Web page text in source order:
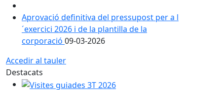
Aprovació definitiva del pressupost per a l
´exercici 2026 i de la plantilla de la
corporació 09-03-2026
Accedir al tauler
Destacats
Visites guiades 3T 2026